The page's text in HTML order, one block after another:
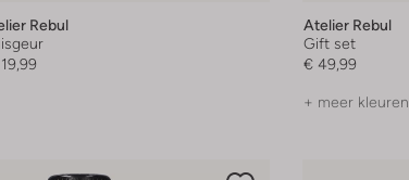
Rebul
Atelier Rebul
Gift set
€ 49,99
+ meer kleuren